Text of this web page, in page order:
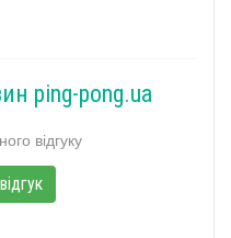
ping-pong.ua
відгуку